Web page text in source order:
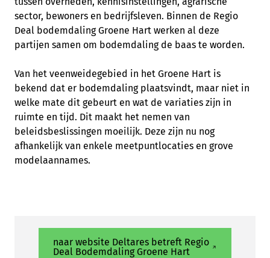
sector, bewoners en bedrijfsleven. Binnen de Regio
Deal bodemdaling Groene Hart werken al deze
partijen samen om bodemdaling de baas te worden.
Van het veenweidegebied in het Groene Hart is
bekend dat er bodemdaling plaatsvindt, maar niet in
welke mate dit gebeurt en wat de variaties zijn in
ruimte en tijd. Dit maakt het nemen van
beleidsbeslissingen moeilijk. Deze zijn nu nog
afhankelijk van enkele meetpuntlocaties en grove
modelaannames.
naar website Deltares betreft Regio
Deal Bodemdaling Groene Hart